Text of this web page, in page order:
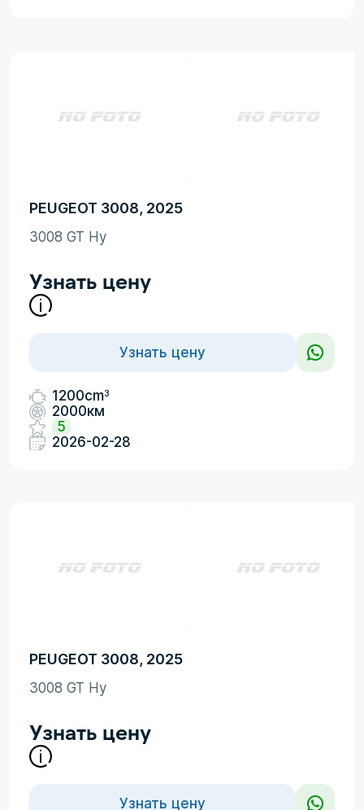
PEUGEOT 3008, 2025
3008 GT Hy
Узнать цену
Узнать цену
1200cm3
2000км
5
2026-02-28
PEUGEOT 3008, 2025
3008 GT Hy
Узнать цену
Узнать цену